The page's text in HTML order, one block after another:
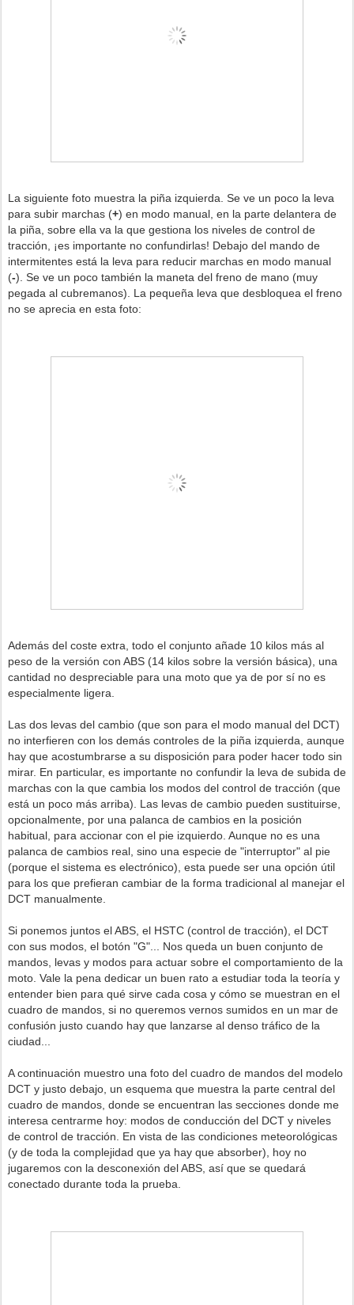
La siguiente foto muestra la piña izquierda. Se ve un poco la leva
para subir marchas (+) en modo manual, en la parte delantera de
la piña, sobre ella va la que gestiona los niveles de control de
tracción, ¡es importante no confundirlas! Debajo del mando de
intermitentes está la leva para reducir marchas en modo manual
(-). Se ve un poco también la maneta del freno de mano (muy
pegada al cubremanos). La pequeña leva que desbloquea el freno
no se aprecia en esta foto:
Además del coste extra, todo el conjunto añade 10 kilos más al
peso de la versión con ABS (14 kilos sobre la versión básica), una
cantidad no despreciable para una moto que ya de por sí no es
especialmente ligera.
Las dos levas del cambio (que son para el modo manual del DCT)
no interfieren con los demás controles de la piña izquierda, aunque
hay que acostumbrarse a su disposición para poder hacer todo sin
mirar. En particular, es importante no confundir la leva de subida de
marchas con la que cambia los modos del control de tracción (que
está un poco más arriba). Las levas de cambio pueden sustituirse,
opcionalmente, por una palanca de cambios en la posición
habitual, para accionar con el pie izquierdo. Aunque no es una
palanca de cambios real, sino una especie de "interruptor" al pie
(porque el sistema es electrónico), esta puede ser una opción útil
para los que prefieran cambiar de la forma tradicional al manejar el
DCT manualmente.
Si ponemos juntos el ABS, el HSTC (control de tracción), el DCT
con sus modos, el botón "G"... Nos queda un buen conjunto de
mandos, levas y modos para actuar sobre el comportamiento de la
moto. Vale la pena dedicar un buen rato a estudiar toda la teoría y
entender bien para qué sirve cada cosa y cómo se muestran en el
cuadro de mandos, si no queremos vernos sumidos en un mar de
confusión justo cuando hay que lanzarse al denso tráfico de la
ciudad...
A continuación muestro una foto del cuadro de mandos del modelo
DCT y justo debajo, un esquema que muestra la parte central del
cuadro de mandos, donde se encuentran las secciones donde me
interesa centrarme hoy: modos de conducción del DCT y niveles
de control de tracción. En vista de las condiciones meteorológicas
(y de toda la complejidad que ya hay que absorber), hoy no
jugaremos con la desconexión del ABS, así que se quedará
conectado durante toda la prueba.